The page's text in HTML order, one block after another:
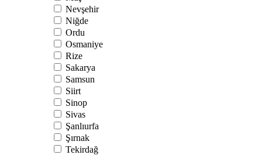
Nevşehir
Niğde
Ordu
Osmaniye
Rize
Sakarya
Samsun
Siirt
Sinop
Sivas
Şanlıurfa
Şırnak
Tekirdağ